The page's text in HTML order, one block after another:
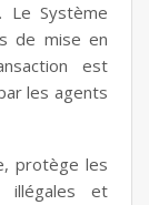
Le Système
de mise en
est
les agents
protège les
illégales et